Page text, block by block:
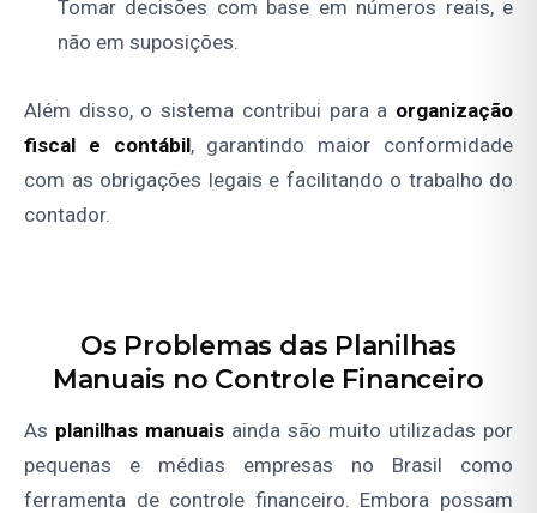
Tomar decisões com base em números reais, e
não em suposições.
Além disso, o sistema contribui para a organização
fiscal e contábil, garantindo maior conformidade
com as obrigações legais e facilitando o trabalho do
contador.
Os Problemas das Planilhas
Manuais no Controle Financeiro
As planilhas manuais ainda são muito utilizadas por
pequenas e médias empresas no Brasil como
ferramenta de controle financeiro. Embora possam